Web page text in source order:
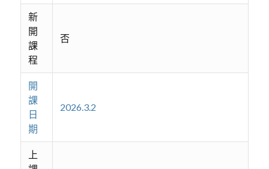
新
開
課
程
否
開
課
日
期
2026.3.2
上